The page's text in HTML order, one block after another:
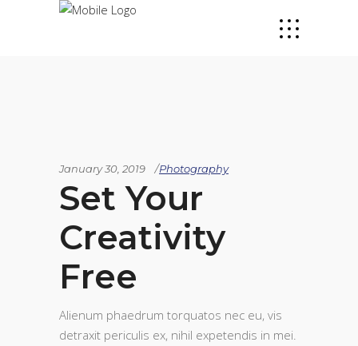
January 30, 2019 Photography
Set Your
Creativity
Free
Alienum phaedrum torquatos nec eu, vis
detraxit periculis ex, nihil expetendis in mei.